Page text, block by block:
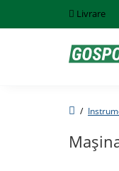
Livrare